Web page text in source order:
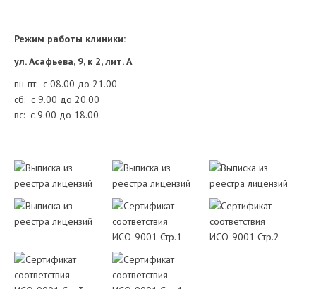
Режим работы клиники:
ул. Асафьева, 9, к 2, лит. А
пн-пт: с 08.00 до 21.00
сб: с 9.00 до 20.00
вс: с 9.00 до 18.00